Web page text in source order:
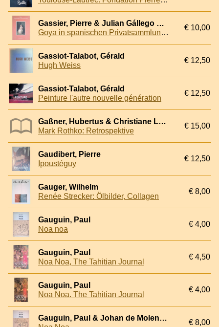
Gassier, Pierre & Julian Gállego & Nigel Glendinning & Gonzalo Anes
Goya in spanischen Privatsammlungen: collection Thyssen-Bornemisza
€ 10,00
Gassiot-Talabot, Gérald
Hugh Weiss
€ 12,50
Gassiot-Talabot, Gérald
Peinture l'autre nouvelle génération
€ 12,50
Gaßner, Hubertus & Christiane Lange & Oliver Wick (editors)
Mark Rothko: Retrospektive
€ 15,00
Gaudibert, Pierre
Ipoustéguy
€ 12,50
Gauger, Wilhelm
Renée Strecker: Ölbilder, Collagen
€ 8,00
Gauguin, Paul
Noa noa
€ 4,00
Gauguin, Paul
Noa Noa, The Tahitian Journal
€ 4,50
Gauguin, Paul
Noa Noa. The Tahitian Journal
€ 4,00
Gauguin, Paul & Johan de Molenaar (inleiding en vertaling)
€ 8,00